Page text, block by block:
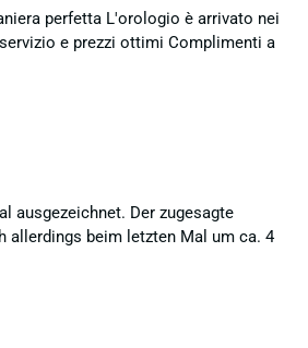
perfetta L'orologio è arrivato nei
e prezzi ottimi Complimenti a
ausgezeichnet. Der zugesagte
allerdings beim letzten Mal um ca. 4